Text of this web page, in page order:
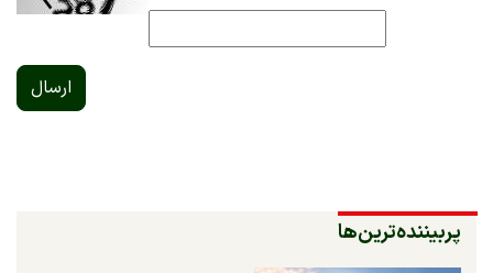
ارسال
پربیننده‌ترین‌ها